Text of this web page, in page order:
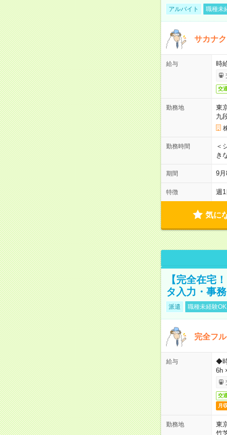
アルバイト 職種未
サカナ
給与 時
交
勤務地
東
九
勤務時間
＜
き
期間 9月
特徴 週
気に
【完全在宅
タ入力・事務
派遣 職種未経験OK
完全フ
給与
◆
6h
交
月
勤務地
東
竹